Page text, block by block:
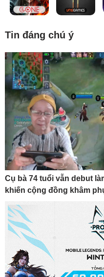
Tin đáng chú ý
Cụ bà 74 tuổi vẫn debut
khiến cộng đồng khâm